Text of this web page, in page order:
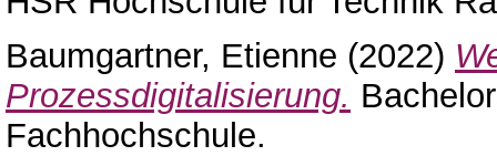
Baumgartner, Etienne (2022)
Prozessdigitalisierung.
Fachhochschule.